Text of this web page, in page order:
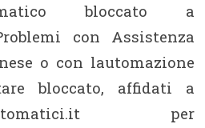
bloccato a
con Assistenza
o con lautomazione
bloccato, affidati a
per